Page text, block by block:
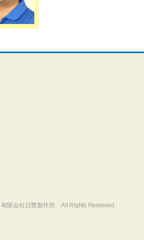
限会社日豊製作所 All Rights Reserved.